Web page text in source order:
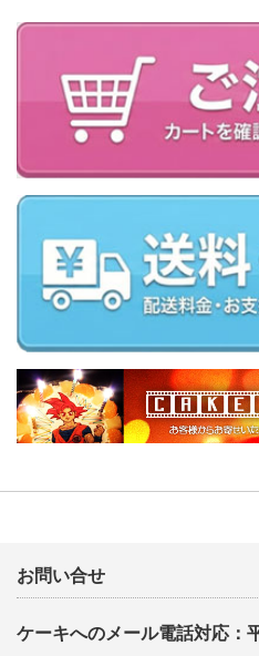
お問い合せ
ケーキへのメール電話対応：